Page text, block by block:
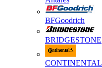
BFGoodrich
BRIDGESTONE
CONTINENTAL